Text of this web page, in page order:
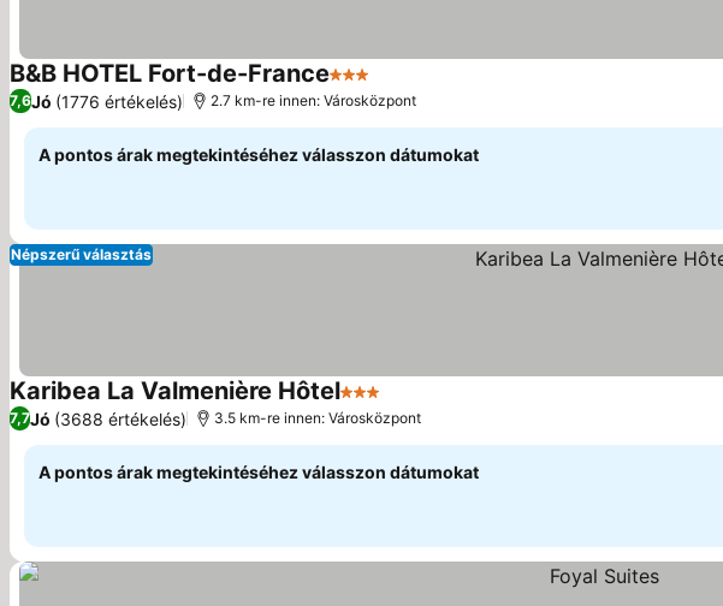
B&B HOTEL Fort-de-France3 Kategória
7,6Jó (1776 értékelés) 2.7 km-re innen: Városközpont
A pontos árak megtekintéséhez válasszon dátumokat
Népszerű választás
Karibea La Valmenière Hôtel3 Kategória
7,7Jó (3688 értékelés) 3.5 km-re innen: Városközpont
A pontos árak megtekintéséhez válasszon dátumokat